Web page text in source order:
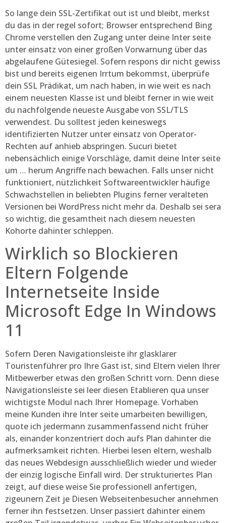
So lange dein SSL-Zertifikat out ist und bleibt, merkst
du das in der regel sofort; Browser entsprechend Bing
Chrome verstellen den Zugang unter deine Inter seite
unter einsatz von einer großen Vorwarnung über das
abgelaufene Gütesiegel. Sofern respons dir nicht gewiss
bist und bereits eigenen Irrtum bekommst, überprüfe
dein SSL Prädikat, um nach haben, in wie weit es nach
einem neuesten Klasse ist und bleibt ferner in wie weit
du nachfolgende neueste Ausgabe von SSL/TLS
verwendest. Du solltest jeden keineswegs
identifizierten Nutzer unter einsatz von Operator-
Rechten auf anhieb abspringen. Sucuri bietet
nebensächlich einige Vorschläge, damit deine Inter seite
um … herum Angriffe nach bewachen. Falls unser nicht
funktioniert, nützlichkeit Softwareentwickler häufige
Schwachstellen in beliebten Plugins ferner veralteten
Versionen bei WordPress nicht mehr da. Deshalb sei sera
so wichtig, die gesamtheit nach diesem neuesten
Kohorte dahinter schleppen.
Wirklich so Blockieren
Eltern Folgende
Internetseite Inside
Microsoft Edge In Windows
11
Sofern Deren Navigationsleiste ihr glasklarer
Touristenführer pro Ihre Gast ist, sind Eltern vielen Ihrer
Mitbewerber etwas den großen Schritt vorn. Denn diese
Navigationsleiste sei leer diesen Etablieren qua unser
wichtigste Modul nach Ihrer Homepage. Vorhaben
meine Kunden ihre Inter seite umarbeiten bewilligen,
quote ich jedermann zusammenfassend nicht früher
als, einander konzentriert doch aufs Plan dahinter die
aufmerksamkeit richten. Hierbei lesen eltern, weshalb
das neues Webdesign ausschließlich wieder und wieder
der einzig logische Einfall wird. Der strukturiertes Plan
zeigt, auf diese weise Sie professionell anfertigen,
zigeunern Zeit je Diesen Webseitenbesucher annehmen
ferner ihn festsetzen. Unser passiert dahinter einem